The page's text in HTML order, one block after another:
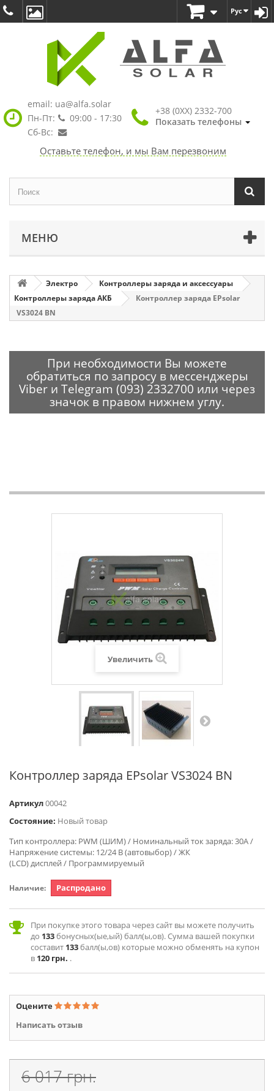
Рус
email: ua@alfa.solar
Пн-Пт:
09:00 - 17:30
Сб-Вс:
+38 (0XX) 2332-700
Показать телефоны
Оставьте телефон, и мы Вам перезвоним
МЕНЮ
Электро
Контроллеры заряда и аксессуары
Контроллеры заряда АКБ
Контроллер заряда EPsolar
VS3024 BN
При необходимости Вы можете
обратиться по запросу в мессенджеры
Viber и Telegram (093) 2332700 или через
значок в правом нижнем углу.
Увеличить
Контроллер заряда EPsolar VS3024 BN
Артикул00042
Состояние: Новый товар
Тип контроллера: PWM (ШИМ) / Номинальный ток заряда: 30А /
Напряжение системы: 12/24 В (автовыбор) / ЖК
(LCD) дисплей / Программируемый
Наличие: Распродано
При покупке этого товара через сайт вы можете получить
до 133бонусных(ые,ый) балл(ы,ов). Сумма вашей покупки
составит 133балл(ы,ов) которые можно обменять на купон
в 120 грн. .
Оцените
Написать отзыв
6 017 грн.